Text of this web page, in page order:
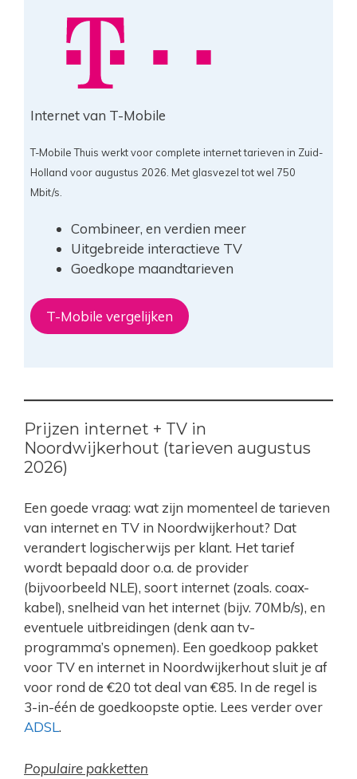
Internet van T-Mobile
T-Mobile Thuis werkt voor complete internet tarieven in Zuid-
Holland voor augustus 2026. Met glasvezel tot wel 750
Mbit/s.
Combineer, en verdien meer
Uitgebreide interactieve TV
Goedkope maandtarieven
T-Mobile vergelijken
Prijzen internet + TV in
Noordwijkerhout (tarieven augustus
2026)
Een goede vraag: wat zijn momenteel de tarieven
van internet en TV in Noordwijkerhout? Dat
verandert logischerwijs per klant. Het tarief
wordt bepaald door o.a. de provider
(bijvoorbeeld NLE), soort internet (zoals. coax-
kabel), snelheid van het internet (bijv. 70Mb/s), en
eventuele uitbreidingen (denk aan tv-
programma’s opnemen). Een goedkoop pakket
voor TV en internet in Noordwijkerhout sluit je af
voor rond de €20 tot deal van €85. In de regel is
3-in-één de goedkoopste optie. Lees verder over
ADSL.
Populaire pakketten